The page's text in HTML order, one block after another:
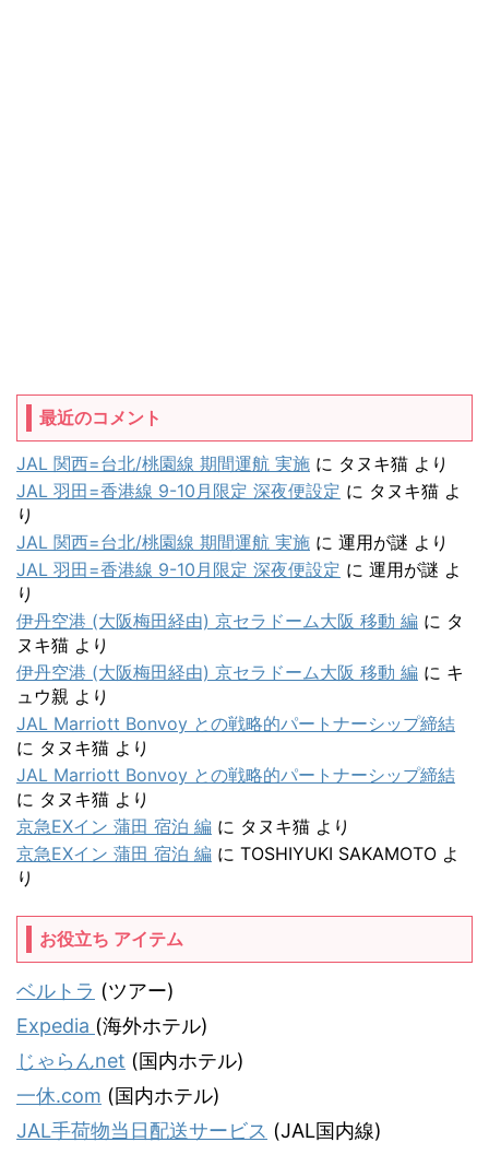
最近のコメント
JAL 関西=台北/桃園線 期間運航 実施 に タヌキ猫 より
JAL 羽田=香港線 9-10月限定 深夜便設定 に タヌキ猫 よ
り
JAL 関西=台北/桃園線 期間運航 実施 に 運用が謎 より
JAL 羽田=香港線 9-10月限定 深夜便設定 に 運用が謎 よ
り
伊丹空港 (大阪梅田経由) 京セラドーム大阪 移動 編 に タ
ヌキ猫 より
伊丹空港 (大阪梅田経由) 京セラドーム大阪 移動 編 に キ
ュウ親 より
JAL Marriott Bonvoy との戦略的パートナーシップ締結
に タヌキ猫 より
JAL Marriott Bonvoy との戦略的パートナーシップ締結
に タヌキ猫 より
京急EXイン 蒲田 宿泊 編 に タヌキ猫 より
京急EXイン 蒲田 宿泊 編 に TOSHIYUKI SAKAMOTO よ
り
お役立ち アイテム
ベルトラ (ツアー)
Expedia (海外ホテル)
じゃらんnet (国内ホテル)
一休.com (国内ホテル)
JAL手荷物当日配送サービス (JAL国内線)